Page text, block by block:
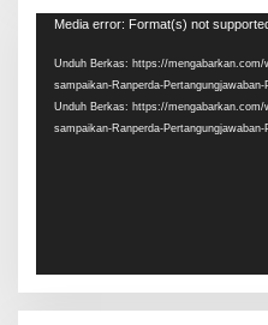
Pemutar
Media error: Format(s) not
Unduh Berkas: https://mengabarkan.com/
sampaikan-Ranperda-
Unduh Berkas: https://mengabarkan.com/
sampaikan-Ranperda-